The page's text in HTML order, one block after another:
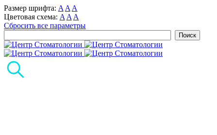
Размер шрифта: A A A
Цветовая схема: A A A
Сбросить все параметры